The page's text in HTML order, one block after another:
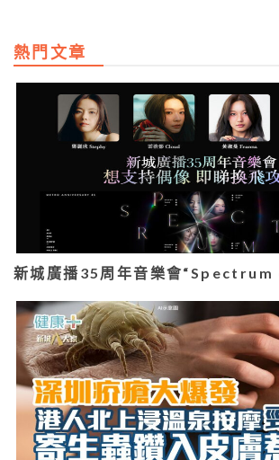
熱門文章
新城廣播35周年音樂會